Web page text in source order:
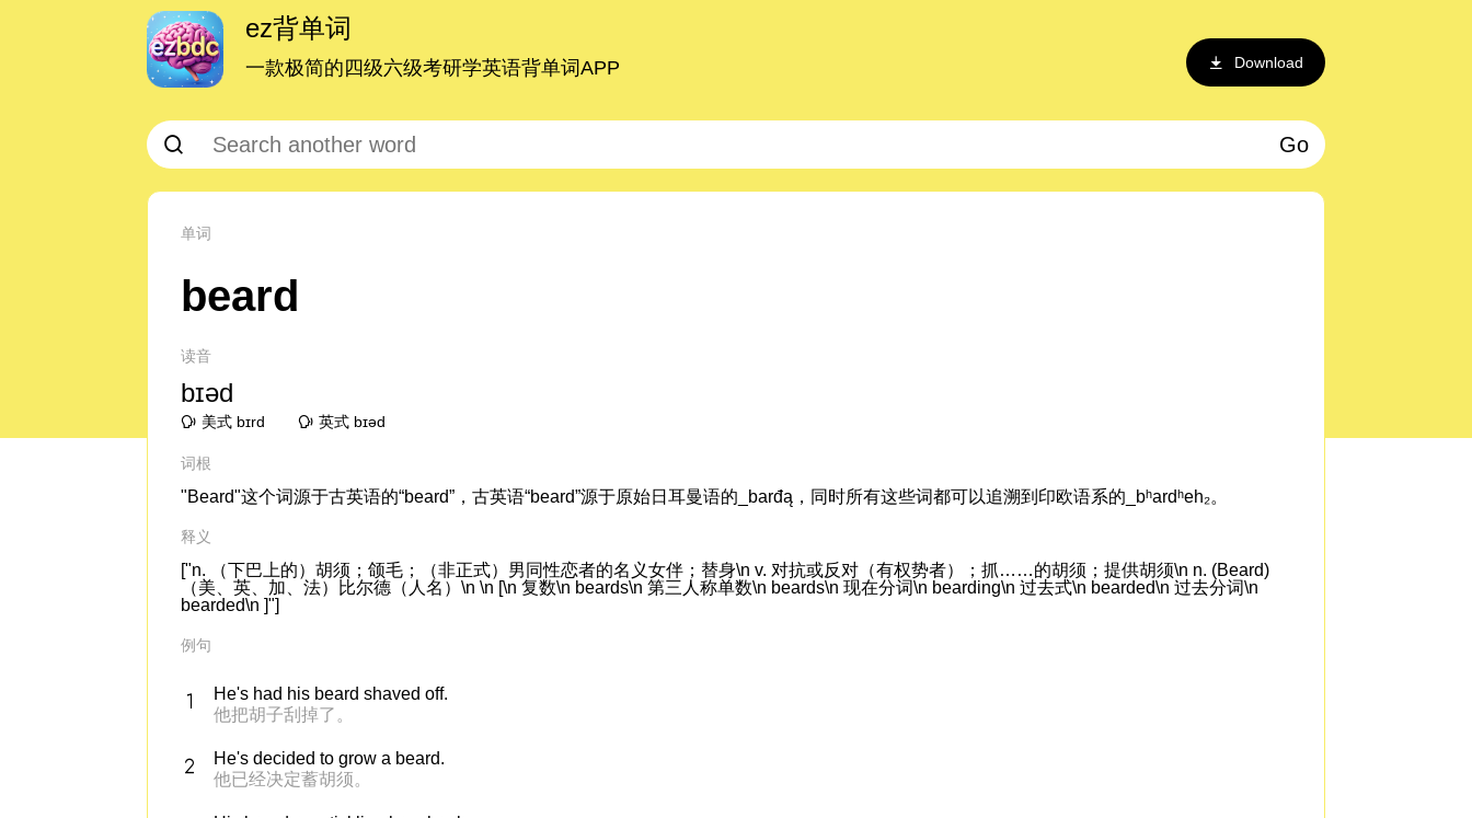
ez背单词
一款极简的四级六级考研学英语背单词APP Download
Go
单词
beard
读音
bɪəd
美式 bɪrd 英式 bɪəd
词根
"Beard"这个词源于古英语的“beard”，古英语“beard”源于原始日耳曼语的_barđą，同时所有这些词都可以追溯到印欧语系的_bʰardʰeh₂。
释义
["n. （下巴上的）胡须；颌毛；（非正式）男同性恋者的名义女伴；替身\n v. 对抗或反对（有权势者）；抓……的胡须；提供胡须\n n. (Beard)
（美、英、加、法）比尔德（人名）\n \n [\n 复数\n beards\n 第三人称单数\n beards\n 现在分词\n bearding\n 过去式\n bearded\n 过去分词\n
bearded\n ]"]
例句
He's had his beard shaved off.
他把胡子刮掉了。
He's decided to grow a beard.
他已经决定蓄胡须。